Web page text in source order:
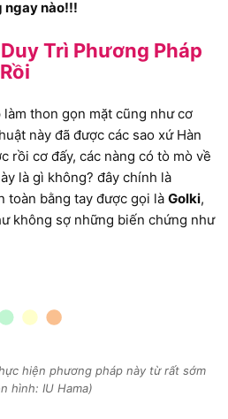
ngay nào!!!
Trì Phương Pháp
thon gọn mặt cũng như cơ
này đã được các sao xứ Hàn
rồi cơ đấy, các nàng có tò mò về
là gì không? đây chính là
toàn bằng tay được gọi là Golki,
không sợ những biến chứng như
hiện phương pháp này từ rất sớm
hình: IU Hama)